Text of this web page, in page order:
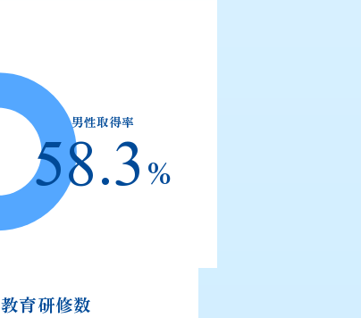
男性取得率
58.3 %
教育研修数